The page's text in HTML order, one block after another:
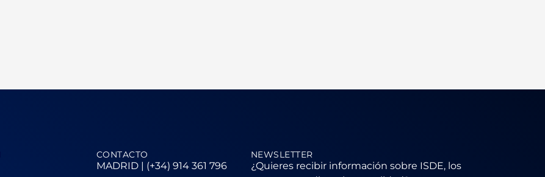
CONTACTO
MADRID | (+34) 914 361 796
NEWSLETTER
¿Quieres recibir información sobre ISDE, los